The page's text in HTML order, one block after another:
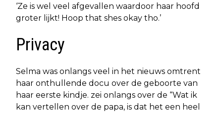
‘Ze is wel veel afgevallen waardoor haar hoofd
groter lijkt! Hoop that shes okay tho.’
Privacy
Selma was onlangs veel in het nieuws omtrent
haar onthullende docu over de geboorte van
haar eerste kindje. zei onlangs over de “Wat ik
kan vertellen over de papa, is dat het een heel